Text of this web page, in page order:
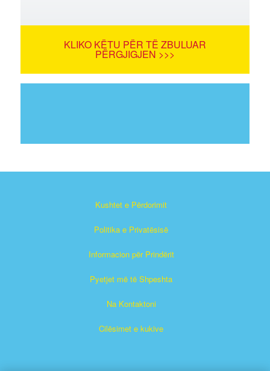
KLIKO KËTU PËR TË ZBULUAR
PËRGJIGJEN >>>
Kushtet e Përdorimit
Politika e Privatësisë
Informacion për Prindërit
Pyetjet më të Shpeshta
Na Kontaktoni
Cilësimet e kukive